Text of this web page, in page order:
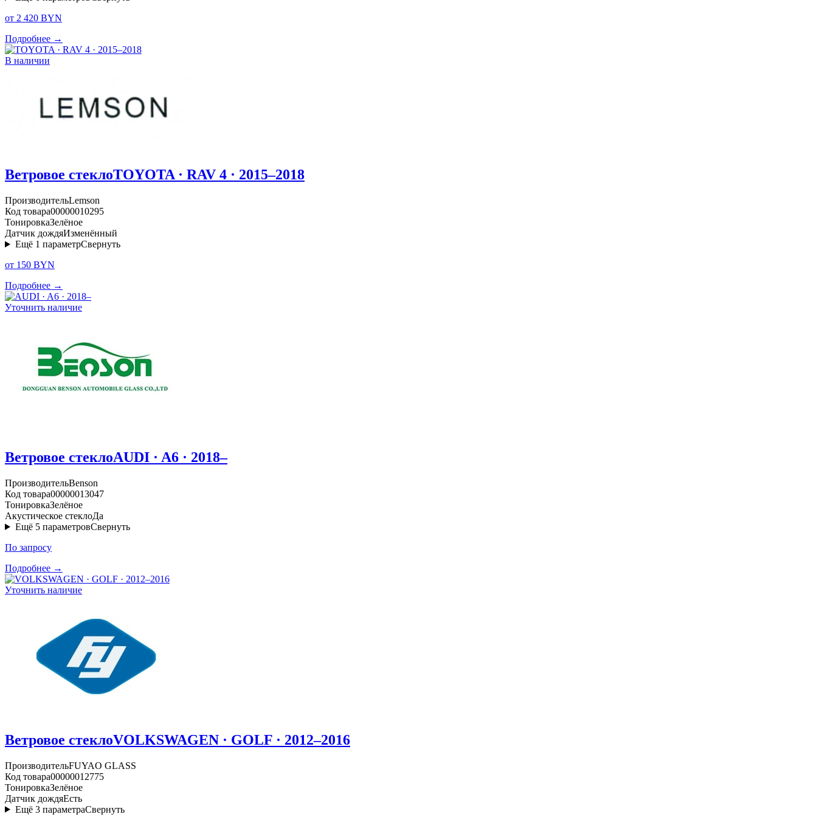
от 2 420 BYN
Подробнее →
В наличии
Ветровое стеклоTOYOTA · RAV 4 · 2015–2018
ПроизводительLemson
Код товара00000010295
ТонировкаЗелёное
Датчик дождяИзменённый
Ещё 1 параметрСвернуть
от 150 BYN
Подробнее →
Уточнить наличие
Ветровое стеклоAUDI · A6 · 2018–
ПроизводительBenson
Код товара00000013047
ТонировкаЗелёное
Акустическое стеклоДа
Ещё 5 параметровСвернуть
По запросу
Подробнее →
Уточнить наличие
Ветровое стеклоVOLKSWAGEN · GOLF · 2012–2016
ПроизводительFUYAO GLASS
Код товара00000012775
ТонировкаЗелёное
Датчик дождяЕсть
Ещё 3 параметраСвернуть